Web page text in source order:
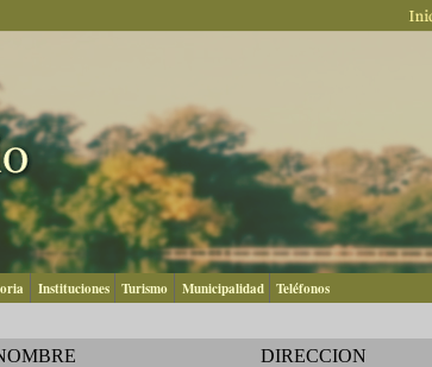
Instituciones Turismo Municipalidad Teléfonos
DIRECCION